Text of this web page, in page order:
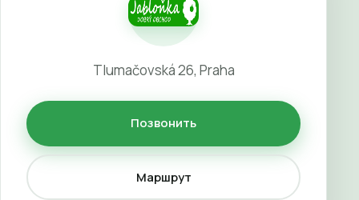
Tlumačovská 26, Praha
Позвонить
Маршрут